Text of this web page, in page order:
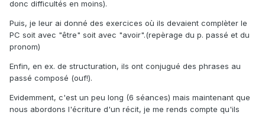
donc difficultés en moins).
Puis, je leur ai donné des exercices où ils devaient complèter le
PC soit avec "être" soit avec "avoir".(repèrage du p. passé et du
pronom)
Enfin, en ex. de structuration, ils ont conjugué des phrases au
passé composé (ouf!).
Evidemment, c'est un peu long (6 séances) mais maintenant que
nous abordons l'écriture d'un récit, je me rends compte qu'ils